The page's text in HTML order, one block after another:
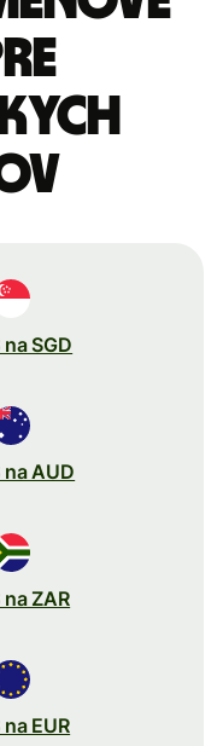
SGD
na AUD
ZAR
EUR